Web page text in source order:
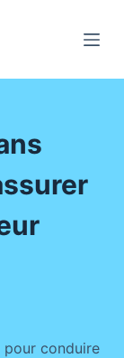
pour conduire